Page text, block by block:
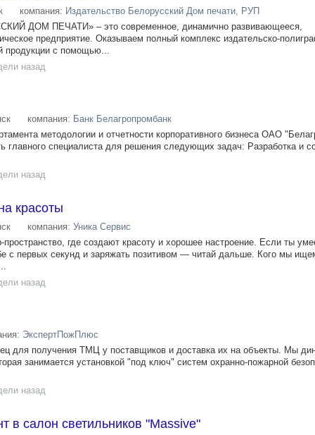
компания: Издательство Белорусский Дом печати, РУП
ДОМ ПЕЧАТИ» – это современное, динамично развивающееся,
предприятие. Оказываем полный комплекс издательско-
продукции с помощью...
назад
компания: Банк Белагропромбанк
методологии и отчетности корпоративного бизнеса ОАО
главного специалиста для решения следующих задач: Разработка и
назад
красоты
компания: Уника Сервис
где создают красоту и хорошее настроение. Если ты
с первых секунд и заряжать позитивом — читай дальше. Кого мы
назад
ЭкспертПожПлюс
для получения ТМЦ у поставщиков и доставка их на объекты. Мы
занимается установкой "под ключ" систем охранно-пожарной
назад
в салон светильников "Massive"